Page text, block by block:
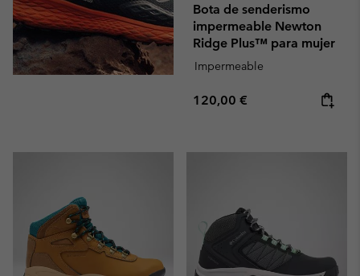
Bota de senderismo
impermeable Newton
Ridge Plus™ para mujer
Impermeable
Regular price:
120,00 €